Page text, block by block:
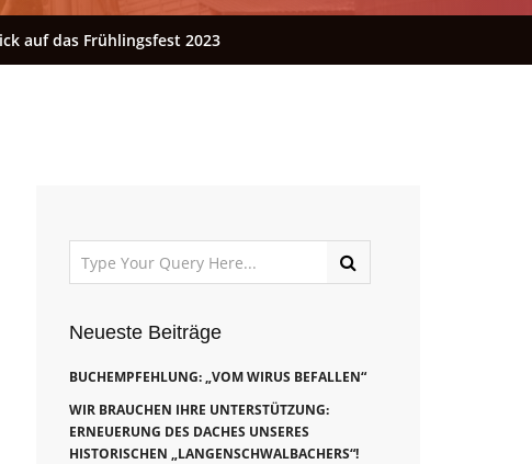
auf das Frühlingsfest 2023
Neueste Beiträge
BUCHEMPFEHLUNG: „VOM WIRUS BEFALLEN“
WIR BRAUCHEN IHRE UNTERSTÜTZUNG:
ERNEUERUNG DES DACHES UNSERES
HISTORISCHEN „LANGENSCHWALBACHERS“!